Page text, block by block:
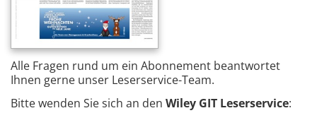
Alle Fragen rund um ein Abonnement beantwortet
Ihnen gerne unser Leserservice-Team.
Bitte wenden Sie sich an den Wiley GIT Leserservice: